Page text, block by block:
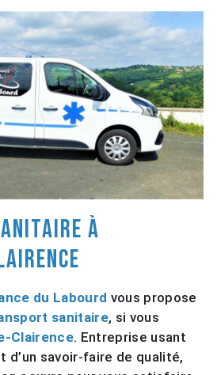
à
du Labourd vous propose
sanitaire, si vous
Clairence. Entreprise usant
d’un savoir-faire de qualité,